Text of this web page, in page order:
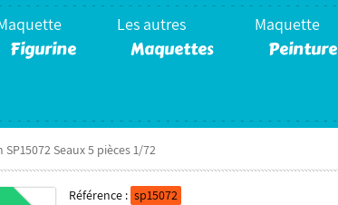
Figurine
Les autres
Maquettes
Maquette
Peinture
SP15072 Seaux 5 pièces 1/72
Référence : sp15072